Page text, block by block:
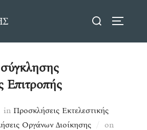
Search
Επιτροπής
in Προσκλήσεις Εκτελεστικής
Οργάνων Διοίκησης on